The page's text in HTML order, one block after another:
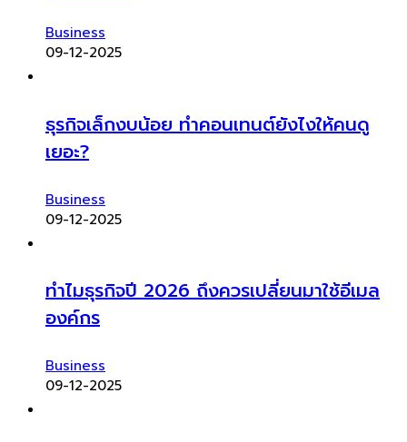
Business
09-12-2025
ธุรกิจเล็กงบน้อย ทำคอนเทนต์ยังไงให้คนดู
เยอะ?
Business
09-12-2025
ทำไมธุรกิจปี 2026 ถึงควรเปลี่ยนมาใช้อีเมล
องค์กร
Business
09-12-2025